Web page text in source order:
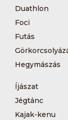
Duathlon
Foci
Futás
Hegymászás
Íjászat
Jégtánc
Kajak-kenu